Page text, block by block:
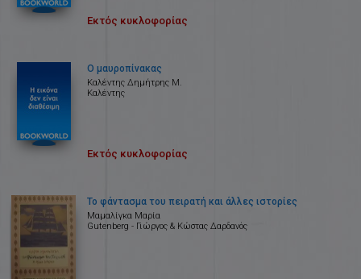
Εκτός κυκλοφορίας
Ο μαυροπίνακας
Καλέντης Δημήτρης Μ.
Καλέντης
Εκτός κυκλοφορίας
Το φάντασμα του πειρατή και άλλες ιστορίες
Μαμαλίγκα Μαρία
Gutenberg - Γιώργος & Κώστας Δαρδανός